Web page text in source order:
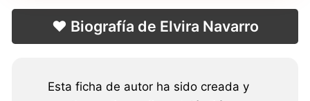
❤️ Biografía de Elvira Navarro
Esta ficha de autor ha sido creada y